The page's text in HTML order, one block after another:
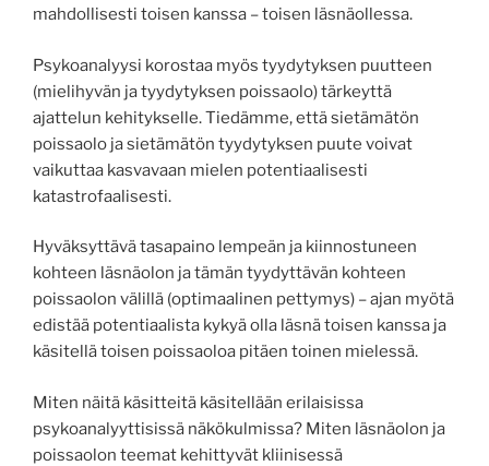
mahdollisesti toisen kanssa – toisen läsnäollessa.
Psykoanalyysi korostaa myös tyydytyksen puutteen
(mielihyvän ja tyydytyksen poissaolo) tärkeyttä
ajattelun kehitykselle. Tiedämme, että sietämätön
poissaolo ja sietämätön tyydytyksen puute voivat
vaikuttaa kasvavaan mielen potentiaalisesti
katastrofaalisesti.
Hyväksyttävä tasapaino lempeän ja kiinnostuneen
kohteen läsnäolon ja tämän tyydyttävän kohteen
poissaolon välillä (optimaalinen pettymys) – ajan myötä
edistää potentiaalista kykyä olla läsnä toisen kanssa ja
käsitellä toisen poissaoloa pitäen toinen mielessä.
Miten näitä käsitteitä käsitellään erilaisissa
psykoanalyyttisissä näkökulmissa? Miten läsnäolon ja
poissaolon teemat kehittyvät kliinisessä